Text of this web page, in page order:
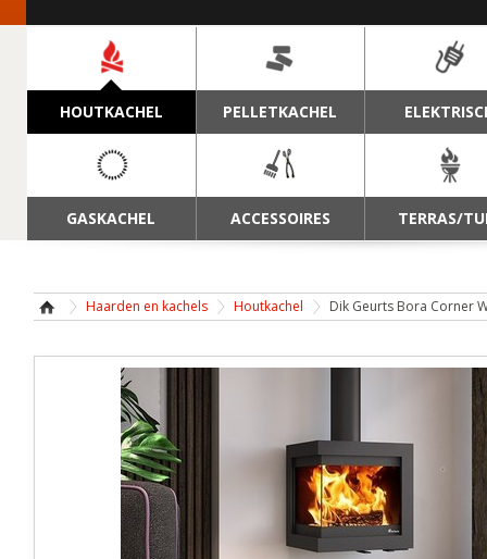
NAVIGATIE
HOUTKACHEL PELLETKACHEL
GASKACHEL ACCESSOIRES TERRAS/
Haarden en kachels Houtkachel Dik Geurts Bora Corner